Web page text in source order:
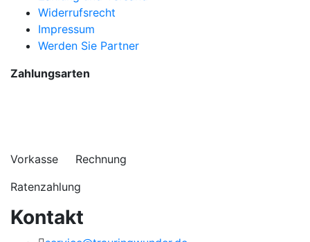
Widerrufsrecht
Impressum
Werden Sie Partner
Zahlungsarten
Vorkasse Rechnung
Ratenzahlung
Kontakt